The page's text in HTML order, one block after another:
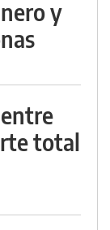
y
total